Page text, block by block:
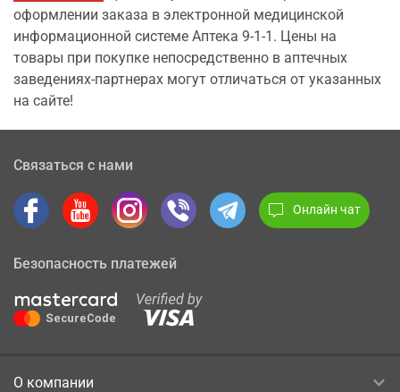
оформлении заказа в электронной медицинской
информационной системе Аптека 9-1-1. Цены на
товары при покупке непосредственно в аптечных
заведениях-партнерах могут отличаться от указанных
на сайте!
Связаться с нами
Онлайн чат
Безопасность платежей
О компании